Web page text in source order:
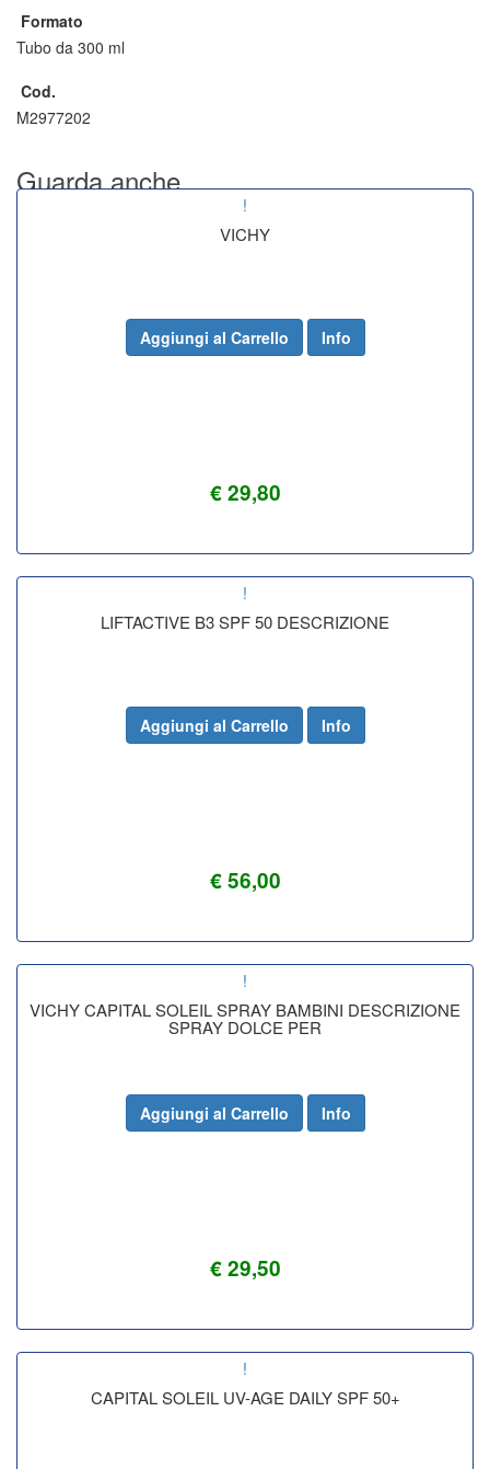
Formato
Tubo da 300 ml
Cod.
M2977202
Guarda anche.....
!
VICHY
€ 29,80
Aggiungi al Carrello Info
!
LIFTACTIVE B3 SPF 50 DESCRIZIONE
€ 56,00
Aggiungi al Carrello Info
!
VICHY CAPITAL SOLEIL SPRAY BAMBINI DESCRIZIONE
SPRAY DOLCE PER
€ 29,50
Aggiungi al Carrello Info
!
CAPITAL SOLEIL UV-AGE DAILY SPF 50+